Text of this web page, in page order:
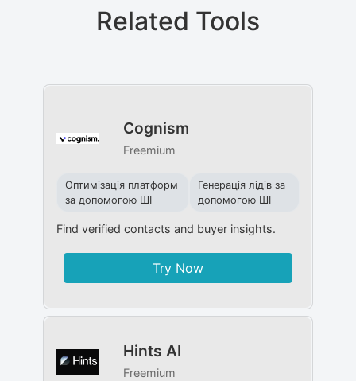
Related Tools
Cognism
Freemium
Оптимізація платформ
за допомогою ШІ
Генерація лідів за
допомогою ШІ
Find verified contacts and buyer insights.
Try Now
Hints AI
Freemium